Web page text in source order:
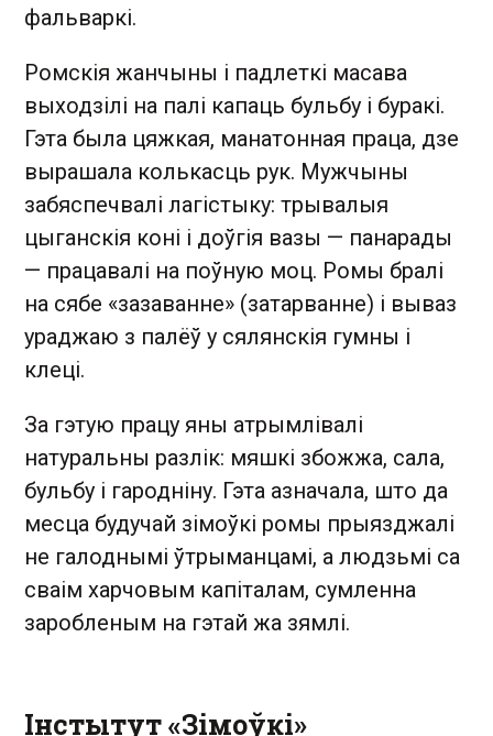
фальваркі.
Ромскія жанчыны і падлеткі масава
выходзілі на палі капаць бульбу і буракі.
Гэта была цяжкая, манатонная праца, дзе
вырашала колькасць рук. Мужчыны
забяспечвалі лагістыку: трывалыя
цыганскія коні і доўгія вазы — панарады
— працавалі на поўную моц. Ромы бралі
на сябе «зазаванне» (затарванне) і вываз
ураджаю з палёў у сялянскія гумны і
клеці.
За гэтую працу яны атрымлівалі
натуральны разлік: мяшкі збожжа, сала,
бульбу і гародніну. Гэта азначала, што да
месца будучай зімоўкі ромы прыязджалі
не галоднымі ўтрыманцамі, а людзьмі са
сваім харчовым капіталам, сумленна
заробленым на гэтай жа зямлі.
Інстытут «Зімоўкі»